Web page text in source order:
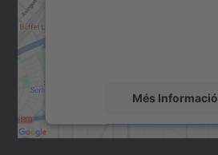
Més Informació
Accepta